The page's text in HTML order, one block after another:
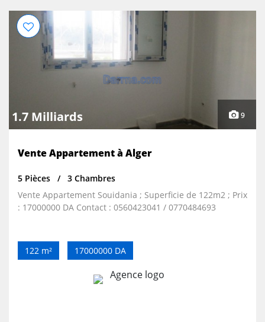
1.7 Milliards 9
Vente Appartement à Alger
5 Pièces
3 Chambres
Vente Appartement Souidania ; Superficie de 122m2 ; Prix
: 17000000 DA Contact : 0560423041 / 0770484693
122 m² 17000000 DA